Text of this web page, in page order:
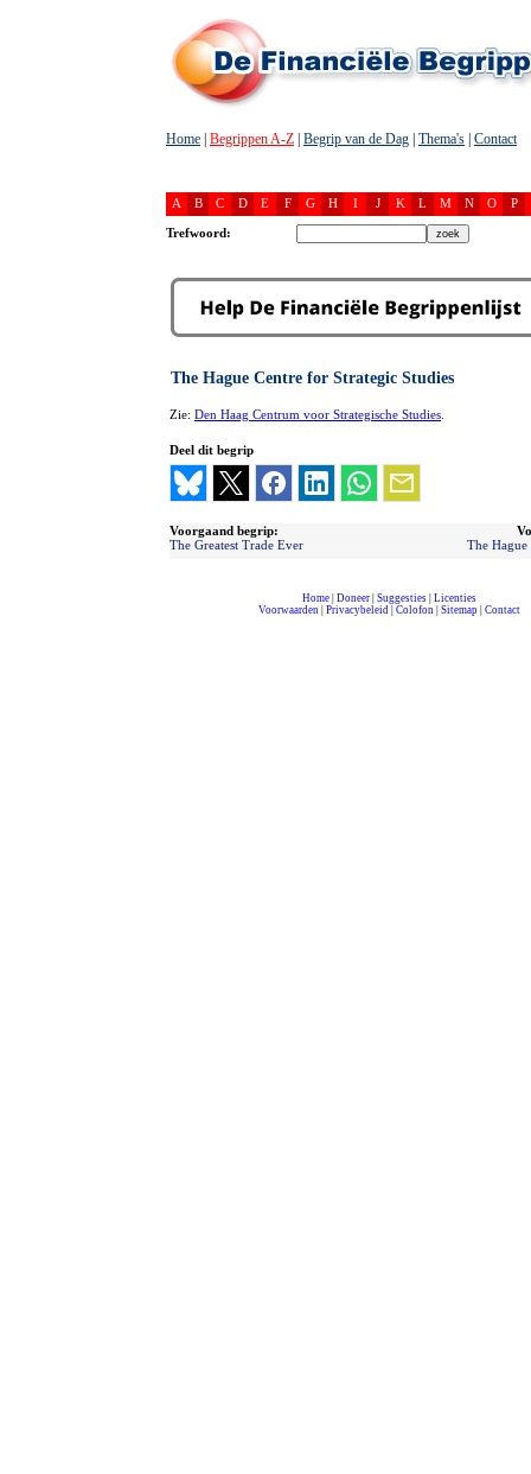
Home Begrippen A-Z Begrip van de Dag Thema's Contact
A B C D E F G H I J K L M N O P
Trefwoord:
The Hague Centre for Strategic Studies
Zie: Den Haag Centrum voor Strategische Studies
Deel dit begrip
Voorgaand begrip:
The Greatest Trade Ever
The
Home| Doneer| Suggesties| Licenties
Voorwaarden| Privacybeleid| Colofon| Sitemap| Contact